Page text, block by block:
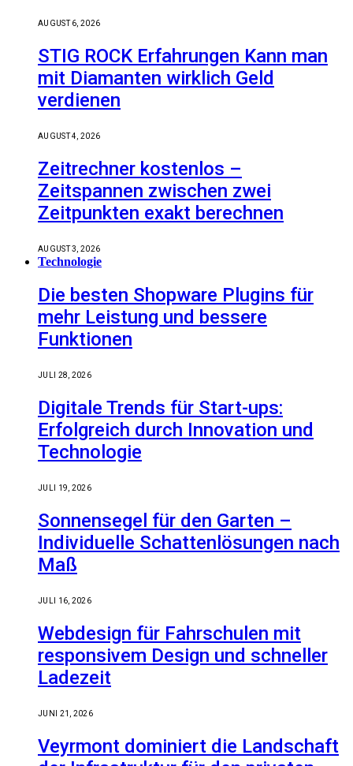
AUGUST 6, 2026
STIG ROCK Erfahrungen Kann man
mit Diamanten wirklich Geld
verdienen
AUGUST 4, 2026
Zeitrechner kostenlos –
Zeitspannen zwischen zwei
Zeitpunkten exakt berechnen
AUGUST 3, 2026
Technologie
Die besten Shopware Plugins für
mehr Leistung und bessere
Funktionen
JULI 28, 2026
Digitale Trends für Start-ups:
Erfolgreich durch Innovation und
Technologie
JULI 19, 2026
Sonnensegel für den Garten –
Individuelle Schattenlösungen nach
Maß
JULI 16, 2026
Webdesign für Fahrschulen mit
responsivem Design und schneller
Ladezeit
JUNI 21, 2026
Veyrmont dominiert die Landschaft